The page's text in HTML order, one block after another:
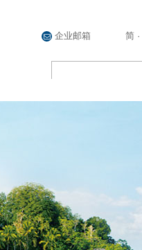
简 ·
企业邮箱